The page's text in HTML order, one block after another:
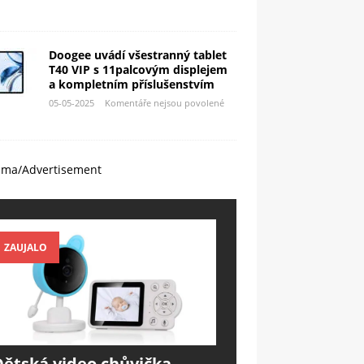
Doogee uvádí všestranný tablet
T40 VIP s 11palcovým displejem
a kompletním příslušenstvím
05-05-2025 Komentáře nejsou povolené
Advertisement
ZAUJALO